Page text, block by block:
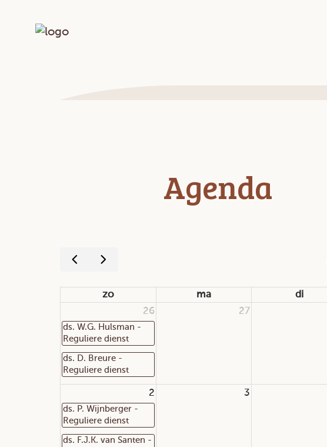
Agenda
zo ma di
26
27
ds. W.G. Hulsman -
Reguliere dienst
ds. D. Breure -
Reguliere dienst
2 3
ds. P. Wijnberger -
Reguliere dienst
ds. F.J.K. van Santen -